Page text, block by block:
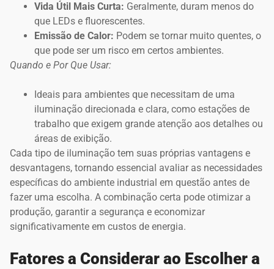
Vida Útil Mais Curta: Geralmente, duram menos do
que LEDs e fluorescentes.
Emissão de Calor: Podem se tornar muito quentes, o
que pode ser um risco em certos ambientes.
Quando e Por Que Usar:
Ideais para ambientes que necessitam de uma
iluminação direcionada e clara, como estações de
trabalho que exigem grande atenção aos detalhes ou
áreas de exibição.
Cada tipo de iluminação tem suas próprias vantagens e
desvantagens, tornando essencial avaliar as necessidades
específicas do ambiente industrial em questão antes de
fazer uma escolha. A combinação certa pode otimizar a
produção, garantir a segurança e economizar
significativamente em custos de energia.
Fatores a Considerar ao Escolher a